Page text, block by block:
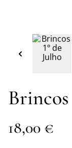
Brincos
18,00 €